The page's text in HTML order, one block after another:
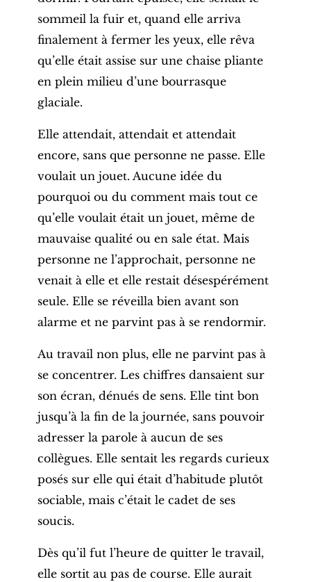
sommeil la fuir et, quand elle arriva
finalement à fermer les yeux, elle rêva
qu’elle était assise sur une chaise pliante
en plein milieu d’une bourrasque
glaciale.
Elle attendait, attendait et attendait
encore, sans que personne ne passe. Elle
voulait un jouet. Aucune idée du
pourquoi ou du comment mais tout ce
qu’elle voulait était un jouet, même de
mauvaise qualité ou en sale état. Mais
personne ne l’approchait, personne ne
venait à elle et elle restait désespérément
seule. Elle se réveilla bien avant son
alarme et ne parvint pas à se rendormir.
Au travail non plus, elle ne parvint pas à
se concentrer. Les chiffres dansaient sur
son écran, dénués de sens. Elle tint bon
jusqu’à la fin de la journée, sans pouvoir
adresser la parole à aucun de ses
collègues. Elle sentait les regards curieux
posés sur elle qui était d’habitude plutôt
sociable, mais c’était le cadet de ses
soucis.
Dès qu’il fut l’heure de quitter le travail,
elle sortit au pas de course. Elle aurait